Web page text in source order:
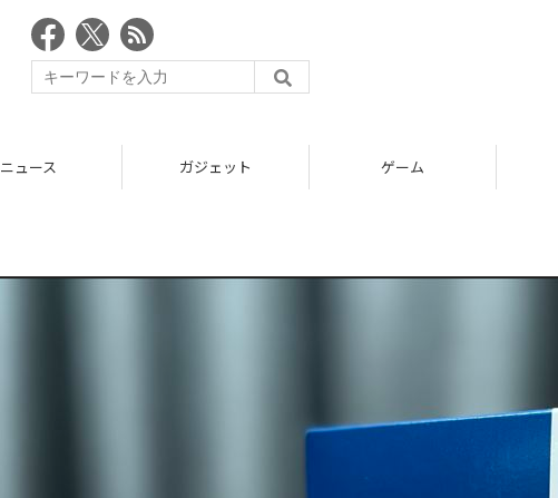
ニュース ガジェット ゲーム